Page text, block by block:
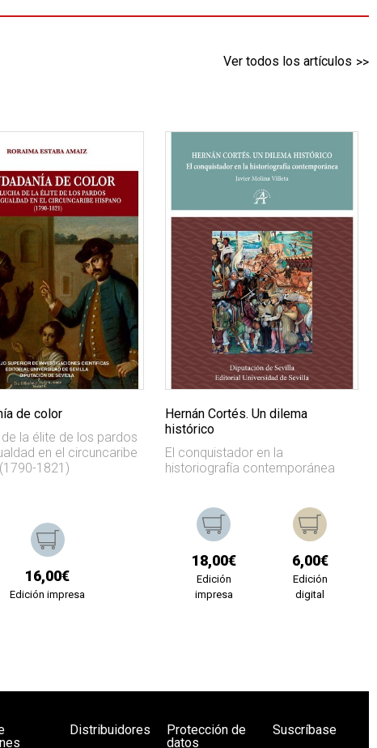
Ver todos los artículos
de color
la élite de los pardos
en el circuncaribe
1821)
16,00€
Edición impresa
Hernán Cortés. Un dilema
histórico
El conquistador en la
historiografía contemporánea
18,00€
Edición
impresa
6,00€
Edición
digital
Distribuidores
Protección de
datos
Suscríbase